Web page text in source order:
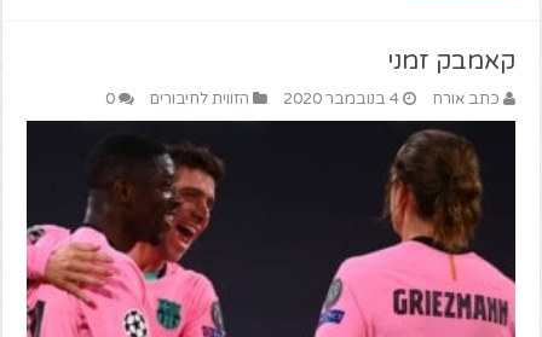
קאמבק זמני
כתב אורח 4 בנובמבר 2020 הזווית לחיבורים 0